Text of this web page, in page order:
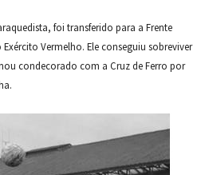
foi transferido para a Frente
Vermelho. Ele conseguiu sobreviver
condecorado com a Cruz de Ferro por